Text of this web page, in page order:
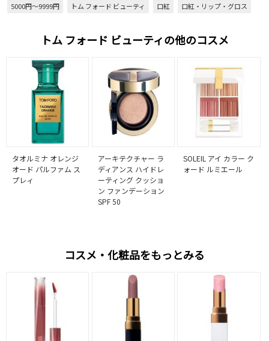
5000円～9999円 トム フォード ビューティ 口紅 口紅・リップ・グロス
トム フォード ビューティの他のコスメ
タオルミナ オレンジ
オード パルファム ス
プレィ
アーキテクチャー ラ
ディアンス ハイドレ
ーティング クッショ
ン ファンデーション
SPF 50
SOLEIL アイ カラー ク
ォード ルミエール
コスメ・化粧品をもっとみる